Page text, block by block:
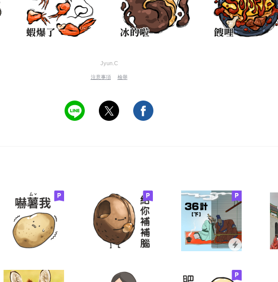
Jyun.C
注意事項 檢舉